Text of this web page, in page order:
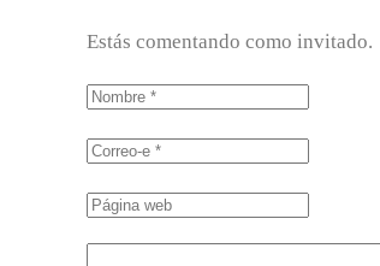
Estás comentando como invitado.